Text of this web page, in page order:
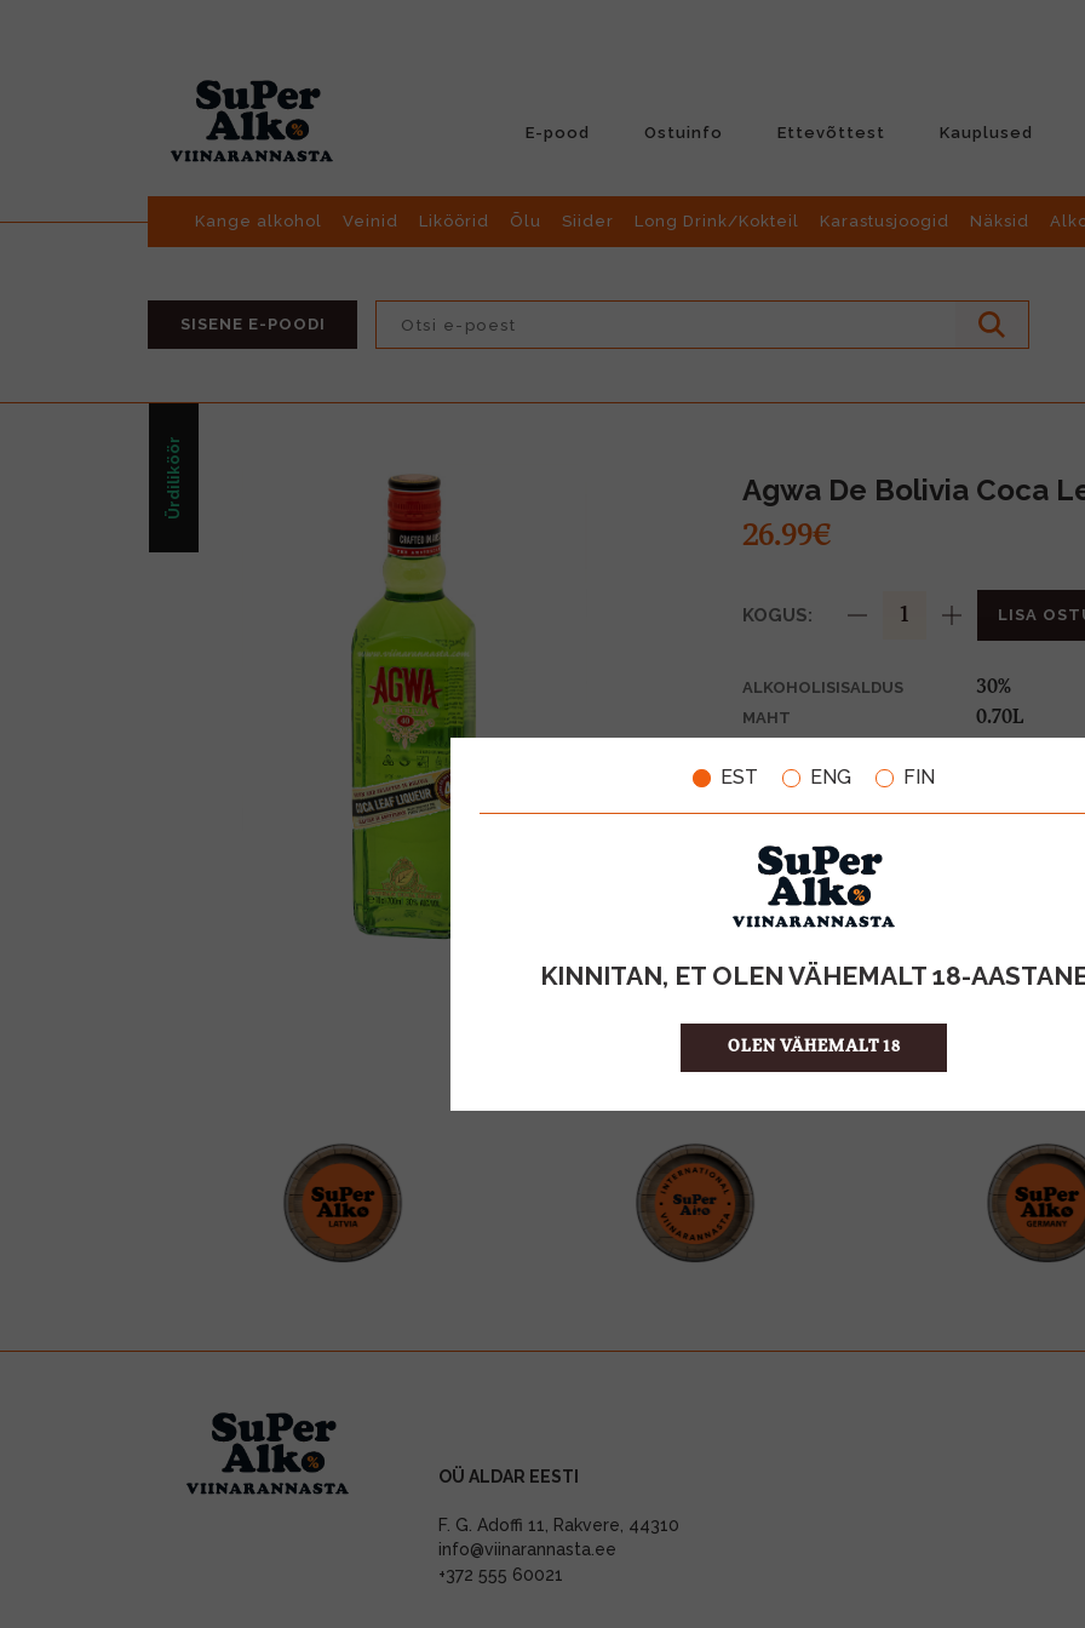
EST ENG FIN
KINNITAN, ET OLEN VÄHEMALT 18-
OLEN VÄHEMALT 18
E-pood Ostuinfo Ettevõttest Kauplused
Kange alkohol Veinid Liköörid Õlu Siider Long Drink/Kokteil Karastusjoogid Näksid
SISENE E-POODI
Ürdiliköör Agwa De Bolivia Coca
26.99€
KOGUS: LISA
ALKOHOLISISALDUS 30%
MAHT 0.70L
TOOTE LIIK
ÜHIKU HIND
KOGUS KASTIS
OÜ ALDAR EESTI
F. G. Adoffi 11, Rakvere, 44310
info@viinarannasta.ee
+372 555 60021